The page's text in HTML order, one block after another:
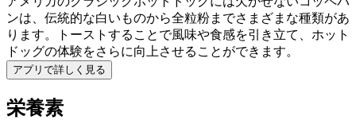
ンは、伝統的な白いものから全粒粉までさまざまな種類があ
ります。トーストすることで風味や食感を引き立て、ホット
ドッグの体験をさらに向上させることができます。
アプリで詳しく見る
栄養素